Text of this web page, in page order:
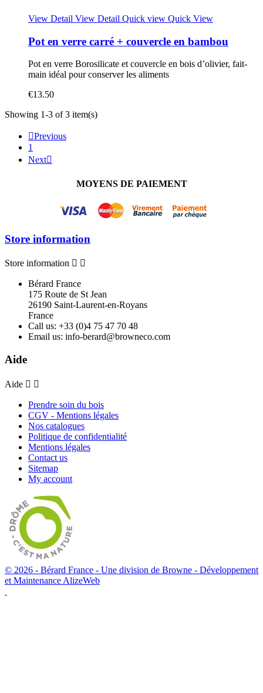
View Detail View Detail Quick view Quick View
Pot en verre carré + couvercle en bambou
Pot en verre Borosilicate et couvercle en bois d’olivier, fait-
main idéal pour conserver les aliments
€13.50
Showing 1-3 of 3 item(s)
Previous
1
Next
MOYENS DE PAIEMENT
Store information
Store information  
Bérard France
175 Route de St Jean
26190 Saint-Laurent-en-Royans
France
Call us: +33 (0)4 75 47 70 48
Email us: info-berard@browneco.com
Aide
Aide  
Prendre soin du bois
CGV - Mentions légales
Nos catalogues
Politique de confidentialité
Mentions légales
Contact us
Sitemap
My account
© 2026 - Bérard France - Une division de Browne - Développement
et Maintenance AlizeWeb